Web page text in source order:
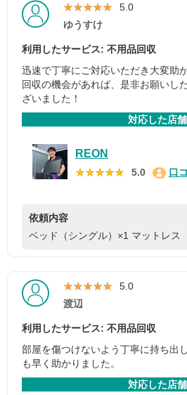
★★★★★
★★★★★ 5.0
ゆうすけ
利用したサービス: 不用品回収
迅速で丁寧にご対応いただき大変助
回収の機会があれば、是非お願いし
ざいました！
対応した店舗
REON
★★★★★
★★★★★ 5.0 口
依頼内容
ベッド（シングル）×1 マットレス
★★★★★
★★★★★ 5.0
渡辺
利用したサービス: 不用品回収
部屋を傷つけないよう丁寧に持ち出
も早く助かりました。
対応した店舗